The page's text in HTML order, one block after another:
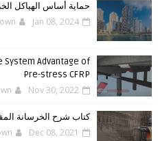
حماية أساس الهياكل
Jan 08, 2024
System Advantage of
Pre-stress CFRP
Nov 30, 2022
كتاب شرح الخرسانة
Dec 08, 2021